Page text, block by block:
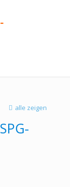
alle zeigen